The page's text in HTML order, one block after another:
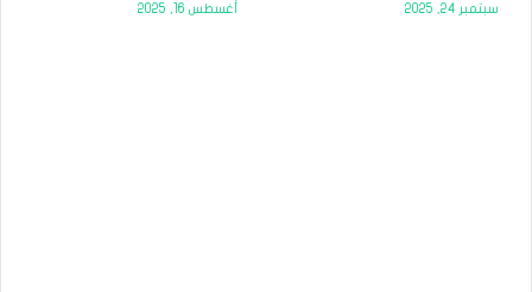
سبتمبر 24, 2025 أغسطس 16, 2025